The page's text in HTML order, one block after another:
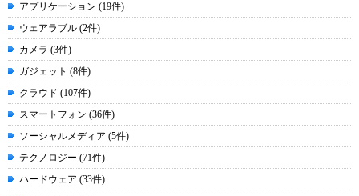
アプリケーション (19件)
ウェアラブル (2件)
カメラ (3件)
ガジェット (8件)
クラウド (107件)
スマートフォン (36件)
ソーシャルメディア (5件)
テクノロジー (71件)
ハードウェア (33件)